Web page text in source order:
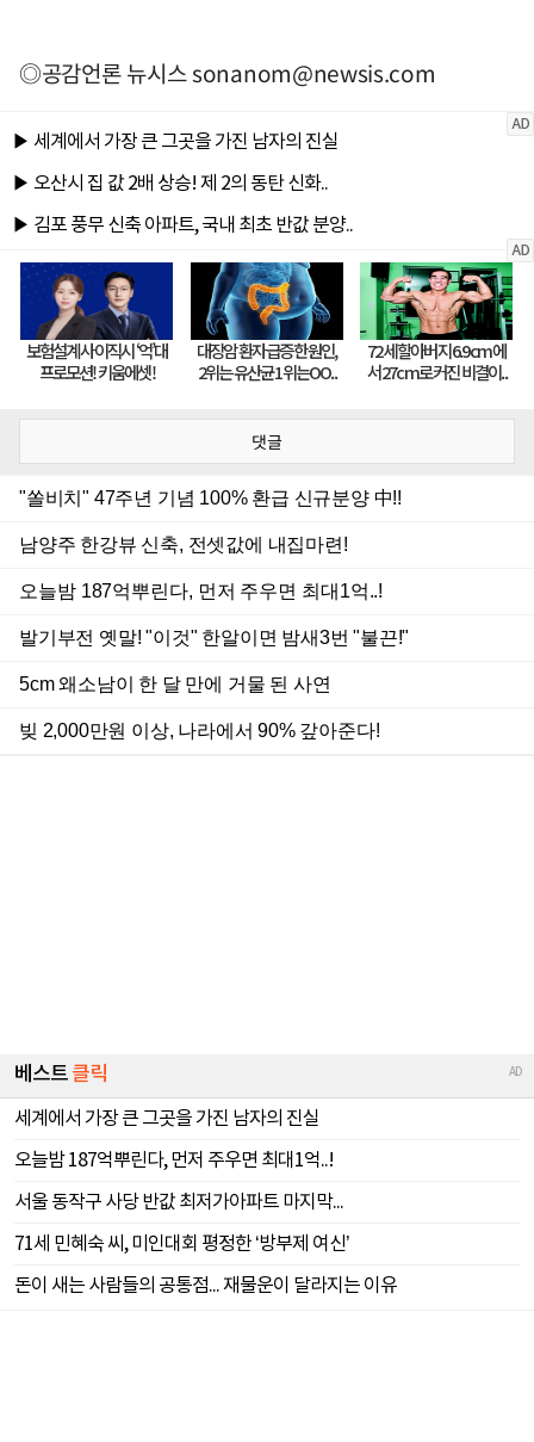
◎공감언론 뉴시스sonanom@newsis.com
댓글